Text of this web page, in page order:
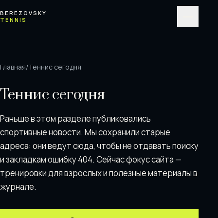
BEREZOVSKY
TENNIS
Главная/Теннис сегодня
Теннис сегодня
Раньше в этом разделе публиковались
спортивные новости. Мы сохранили старые
адреса: они ведут сюда, чтобы не отдавать поискy
и закладкам ошибку 404. Сейчас фокус сайта —
тренировки для взрослых и полезные материалы в
журнале.